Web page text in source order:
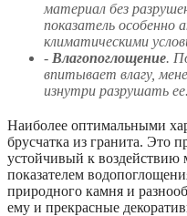
материал без
показатель особенно
климатическими
- Влагопоглощение.
впитывает влагу,
изнутри разрушать ее.
Наиболее оптимальными
брусчатка из гранита. Это
устойчивый к
показателем
природного камня и
ему и прекрасные